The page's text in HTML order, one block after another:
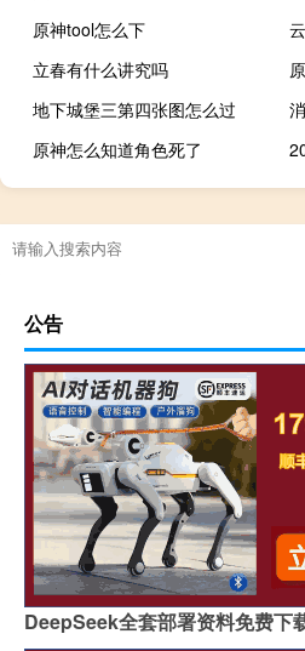
原神tool怎么下
立春有什么讲究吗
地下城堡三第四张图怎么过
原神怎么知道角色死了
公告
DeepSeek全套部署资料免费下